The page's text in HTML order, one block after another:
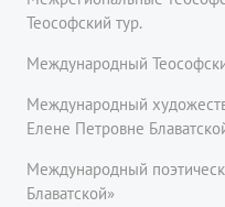
Теософский тур.
Международный
Международный
Елене Петровне
Международный
Блаватской»